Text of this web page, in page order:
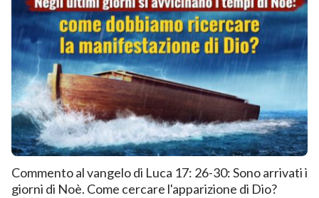
Commento al vangelo di Luca 17: 26-30: Sono arrivati i
giorni di Noè. Come cercare l'apparizione di Dio?